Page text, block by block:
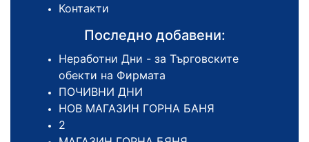
Контакти
Последно добавени:
Неработни Дни - за Търговските
обекти на Фирмата
ПОЧИВНИ ДНИ
НОВ МАГАЗИН ГОРНА БАНЯ
2